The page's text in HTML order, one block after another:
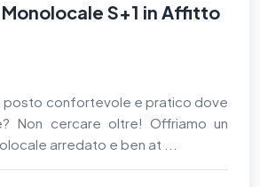
S+1 in Affitto
posto confortevole e pratico dove
Non cercare oltre! Offriamo un
arredato e ben at ...